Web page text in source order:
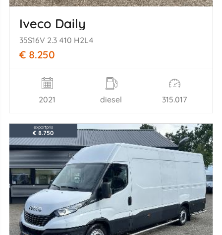
Iveco Daily
35S16V 2.3 410 H2L4
€ 8.250
2021 diesel 315.017
exportpris
€ 8.750